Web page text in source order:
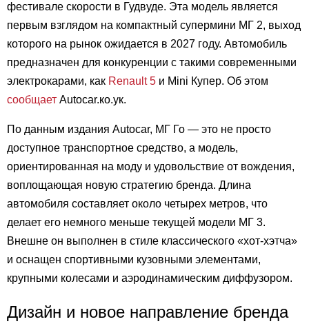
фестивале скорости в Гудвуде. Эта модель является
первым взглядом на компактный супермини МГ 2, выход
которого на рынок ожидается в 2027 году. Автомобиль
предназначен для конкуренции с такими современными
электрокарами, как Renault 5 и Mini Купер. Об этом
сообщает Autocar.ко.ук.
По данным издания Autocar, МГ Го — это не просто
доступное транспортное средство, а модель,
ориентированная на моду и удовольствие от вождения,
воплощающая новую стратегию бренда. Длина
автомобиля составляет около четырех метров, что
делает его немного меньше текущей модели МГ 3.
Внешне он выполнен в стиле классического «хот-хэтча»
и оснащен спортивными кузовными элементами,
крупными колесами и аэродинамическим диффузором.
Дизайн и новое направление бренда